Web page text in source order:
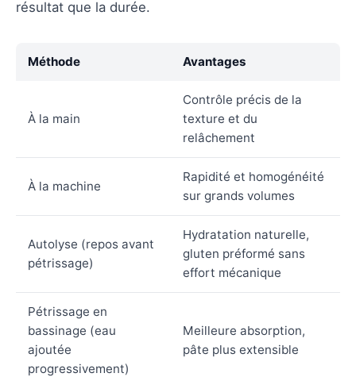
résultat que la durée.
Méthode Avantages
À la main
Contrôle précis de la
texture et du
relâchement
À la machine
Rapidité et homogénéité
sur grands volumes
Autolyse (repos avant
pétrissage)
Hydratation naturelle,
gluten préformé sans
effort mécanique
Pétrissage en
bassinage (eau
ajoutée
progressivement)
Meilleure absorption,
pâte plus extensible